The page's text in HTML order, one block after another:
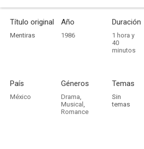
Título original
Mentiras
Año
1986
Duración
1 hora y
40
minutos
País
México
Géneros
Drama,
Musical ,
Romance
Temas
Sin
temas